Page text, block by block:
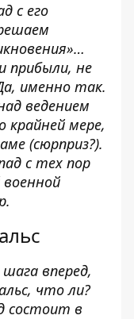
с его
прибыли, не
именно так.
ведением
крайней мере,
(сюрприз?).
с тех пор
вперед,
что ли?
состоит в